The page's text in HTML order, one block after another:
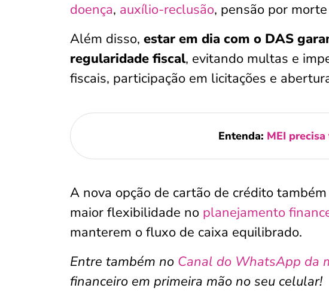
doença, auxílio-reclusão, pensão por
Além disso, estar em dia com o DAS
regularidade fiscal, evitando multas e
fiscais, participação em licitações e
Entenda: MEI
A nova opção de cartão de crédito
maior flexibilidade no planejamento
manterem o fluxo de caixa equilibrado.
Entre também no Canal do WhatsApp da
financeiro em primeira mão no seu celular!